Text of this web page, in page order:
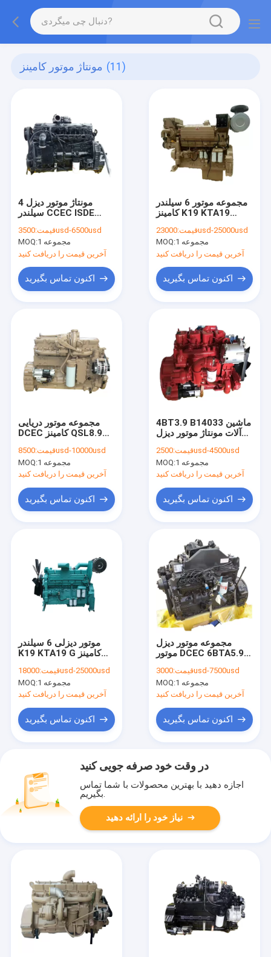
مونتاژ موتور کامینز (11)
مونتاژ موتور دیزل 4
سیلندر CCEC ISDE
قیمت:3500usd-6500usd
MOQ:
1 مجموعه
آخرین قیمت را دریافت کنید
اکنون تماس بگیرید
مجموعه موتور 6 سیلندر
کامینز K19 KTA19
قیمت:23000usd-25000usd
MOQ:
1 مجموعه
آخرین قیمت را دریافت کنید
اکنون تماس بگیرید
مجموعه موتور دریایی
DCEC کامینز QSL8.9
قیمت:8500usd-10000usd
MOQ:
1 مجموعه
آخرین قیمت را دریافت کنید
اکنون تماس بگیرید
4BT3.9 B14033 ماشین
آلات مونتاژ موتور دیزل
کامیون بیل مکانیکی
قیمت:2500usd-4500usd
MOQ:
1 مجموعه
آخرین قیمت را دریافت کنید
اکنون تماس بگیرید
موتور دیزلی 6 سیلندر
K19 KTA19 G کامینز
اسب بخار
قیمت:18000usd-25000usd
MOQ:
1 مجموعه
آخرین قیمت را دریافت کنید
اکنون تماس بگیرید
مجموعه موتور دیزل
موتور DCEC 6BTA5.9
قیمت:3000usd-7500usd
MOQ:
1 مجموعه
آخرین قیمت را دریافت کنید
اکنون تماس بگیرید
در وقت خود صرفه جویی کنید
اجازه دهید با بهترین محصولات با شما تماس
بگیریم.
نیاز خود را ارائه دهید